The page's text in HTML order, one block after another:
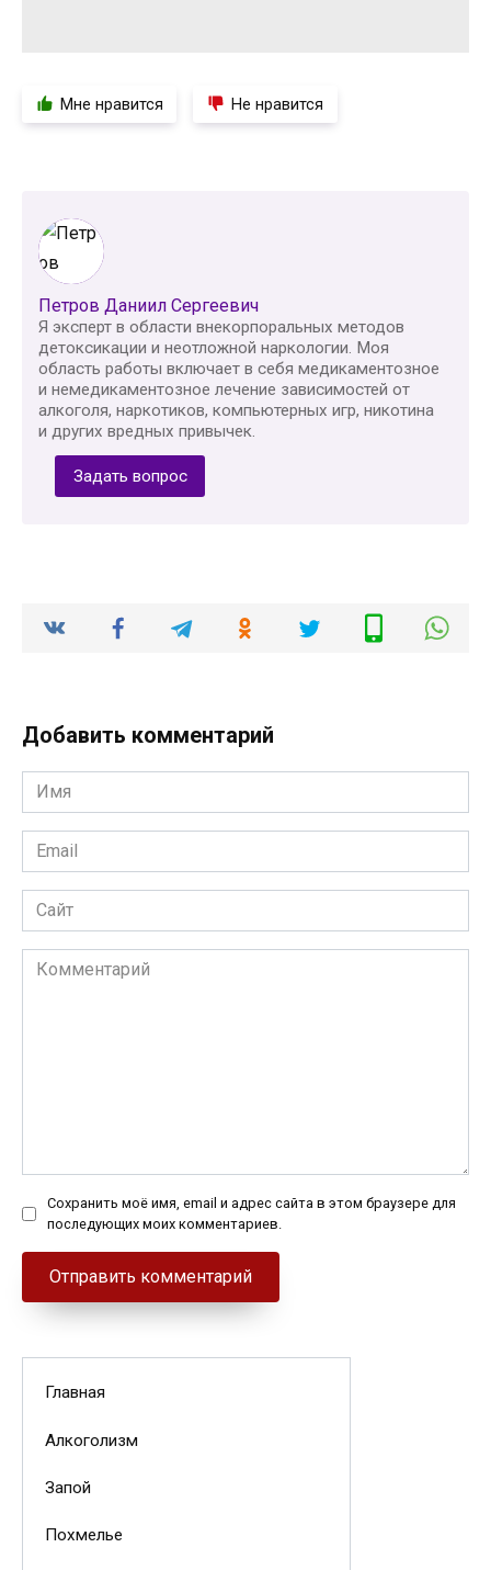
Мне нравится Не нравится
Петров Даниил Сергеевич
Я эксперт в области внекорпоральных методов
детоксикации и неотложной наркологии. Моя
область работы включает в себя медикаментозное
и немедикаментозное лечение зависимостей от
алкоголя, наркотиков, компьютерных игр, никотина
и других вредных привычек.
Задать вопрос
Добавить комментарий
Имя
*
Email
*
Сайт
Комментарий
Сохранить моё имя, email и адрес сайта в этом браузере для
последующих моих комментариев.
Главная
Алкоголизм
Запой
Похмелье